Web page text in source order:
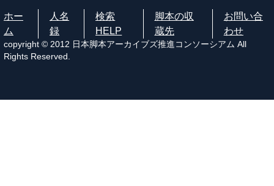
ホー
ム
人名
録
検索
HELP
脚本の収
蔵先
お問い合
わせ
copyright © 2012 日本脚本アーカイブズ推進コンソーシアム All
Rights Reserved.